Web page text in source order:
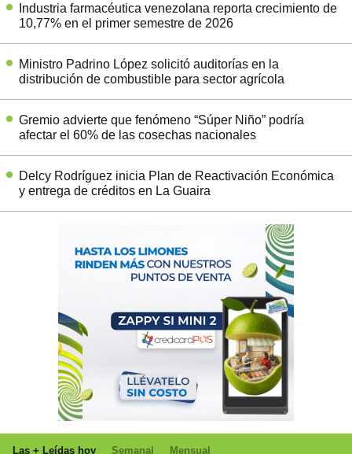
Industria farmacéutica venezolana reporta crecimiento de
10,77% en el primer semestre de 2026
Ministro Padrino López solicitó auditorías en la
distribución de combustible para sector agrícola
Gremio advierte que fenómeno “Súper Niño” podría
afectar el 60% de las cosechas nacionales
Delcy Rodríguez inicia Plan de Reactivación Económica
y entrega de créditos en La Guaira
Las + Leídas hoy Semanal Mensual